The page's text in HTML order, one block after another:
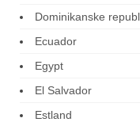
Dominikanske
Ecuador
Egypt
El Salvador
Estland